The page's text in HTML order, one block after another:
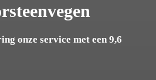
onze service met een 9,6